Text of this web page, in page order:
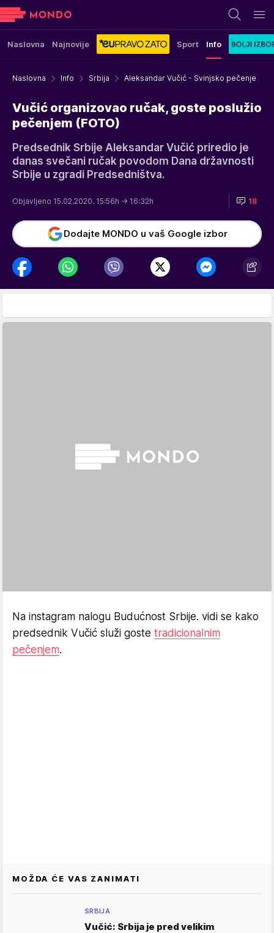
Naslovna Najnovije Sport Info
Naslovna Info Srbija Aleksandar Vučić - Svinjsko pečenje
Vučić organizovao ručak, goste poslužio
pečenjem (FOTO)
Predsednik Srbije Aleksandar Vučić priredio je
danas svečani ručak povodom Dana državnosti
Srbije u zgradi Predsedništva.
Objavljeno 15.02.2020. 15:56h → 16:32h 18
Dodajte MONDO u vaš Google izbor
Na instagram nalogu Budućnost Srbije. vidi se kako
predsednik Vučić služi goste tradicionalnim
pečenjem.
MOŽDA ĆE VAS ZANIMATI
SRBIJA
Vučić: Srbija je pred velikim